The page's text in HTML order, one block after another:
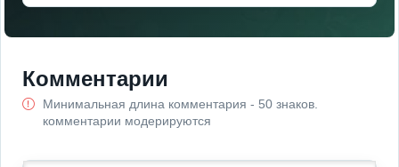
Комментарии
Минимальная длина комментария - 50 знаков.
комментарии модерируются